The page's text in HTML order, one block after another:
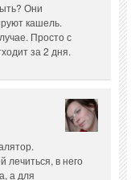
Они
кашель.
Просто с
за 2 дня.
лечиться, в него
а для